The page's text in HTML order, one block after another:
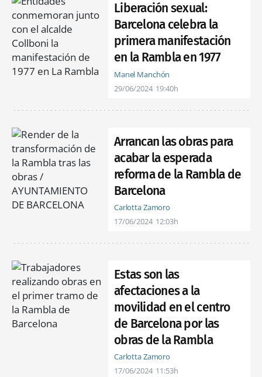
Liberación sexual:
Barcelona celebra la
primera manifestación
en la Rambla en 1977
Manel Manchón
29/06/2024 19:40h
Arrancan las obras para
acabar la esperada
reforma de la Rambla de
Barcelona
Carlotta Zamoro
17/06/2024 12:03h
Estas son las
afectaciones a la
movilidad en el centro
de Barcelona por las
obras de la Rambla
Carlotta Zamoro
17/06/2024 11:53h